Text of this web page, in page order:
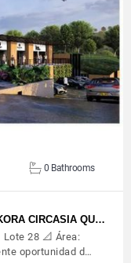
0 Bathrooms
CIRCASIA QU…
Lote 28 📐 Área:
oportunidad d…